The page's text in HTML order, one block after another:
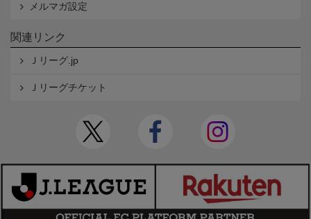
メルマガ設定
関連リンク
Ｊリーグ.jp
Ｊリーグチケット